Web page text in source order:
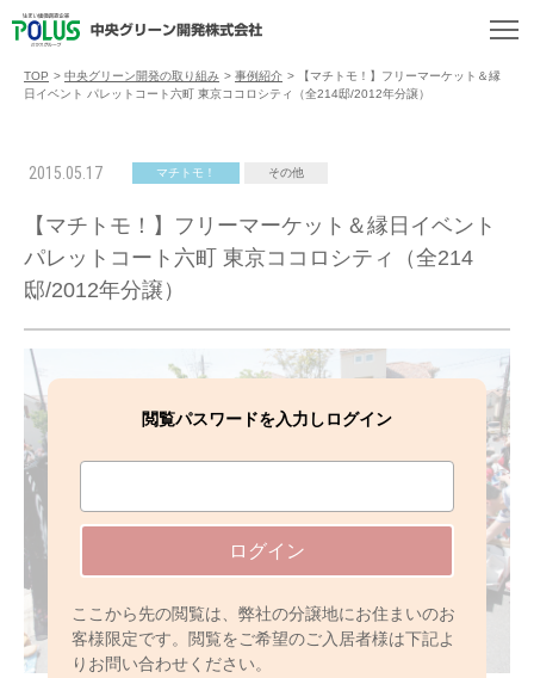
TOP > 中央グリーン開発の取り組み > 事例紹介 >
【マチトモ！】フリーマーケット＆縁
日イベント パレットコート六町 東京ココロシティ（全214邸/2012年分譲）
2015.05.17 マチトモ！ その他
【マチトモ！】フリーマーケット＆縁日イベント
パレットコート六町 東京ココロシティ（全214
邸/2012年分譲）
閲覧パスワードを入力しログイン
ログイン
ここから先の閲覧は、弊社の分譲地にお住まいのお
客様限定です。閲覧をご希望のご入居者様は下記よ
りお問い合わせください。